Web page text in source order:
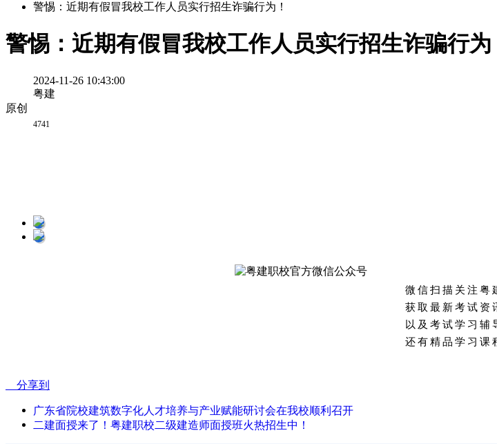
警惕：近期有假冒我校工作人员实行招生诈骗行为！
警惕：近期有假冒我校工作人员实行招生诈骗行为
2024-11-26 10:43:00
粤建
原创
4741
微信扫描关注粤
获取最新考试资
以及考试学习辅
还有精品学习课
分享到
广东省院校建筑数字化人才培养与产业赋能研讨会在我校顺利召开
二建面授来了！粤建职校二级建造师面授班火热招生中！